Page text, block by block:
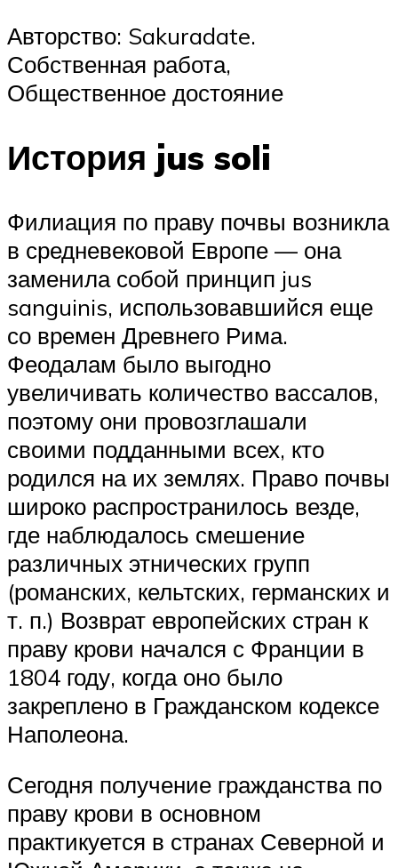
Авторство: Sakuradate.
Собственная работа,
Общественное достояние
История jus soli
Филиация по праву почвы возникла
в средневековой Европе — она
заменила собой принцип jus
sanguinis, использовавшийся еще
со времен Древнего Рима.
Феодалам было выгодно
увеличивать количество вассалов,
поэтому они провозглашали
своими подданными всех, кто
родился на их землях. Право почвы
широко распространилось везде,
где наблюдалось смешение
различных этнических групп
(романских, кельтских, германских и
т. п.) Возврат европейских стран к
праву крови начался с Франции в
1804 году, когда оно было
закреплено в Гражданском кодексе
Наполеона.
Сегодня получение гражданства по
праву крови в основном
практикуется в странах Северной и